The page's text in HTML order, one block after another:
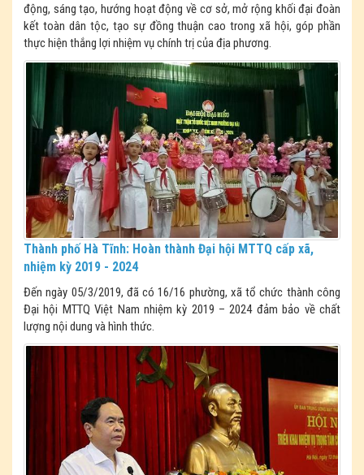
động, sáng tạo, hướng hoạt động về cơ sở, mở rộng khối đại đoàn
kết toàn dân tộc, tạo sự đồng thuận cao trong xã hội, góp phần
thực hiện thắng lợi nhiệm vụ chính trị của địa phương.
Thành phố Hà Tĩnh: Hoàn thành Đại hội MTTQ cấp xã,
nhiệm kỳ 2019 - 2024
Đến ngày 05/3/2019, đã có 16/16 phường, xã tổ chức thành công
Đại hội MTTQ Việt Nam nhiệm kỳ 2019 – 2024 đảm bảo về chất
lượng nội dung và hình thức.